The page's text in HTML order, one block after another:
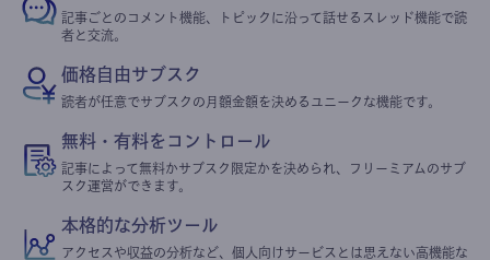
記事ごとのコメント機能、トピックに沿って話せるスレッド機能で読
者と交流。
価格自由サブスク
読者が任意でサブスクの月額金額を決めるユニークな機能です。
無料・有料をコントロール
記事によって無料かサブスク限定かを決められ、フリーミアムのサブ
スク運営ができます。
本格的な分析ツール
アクセスや収益の分析など、個人向けサービスとは思えない高機能な